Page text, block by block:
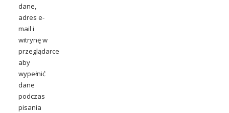
dane,
adres e-
mail i
witrynę w
przeglądarce
aby
wypełnić
dane
podczas
pisania